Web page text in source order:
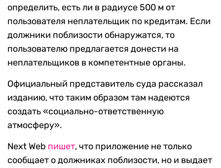
определить, есть ли в радиусе 500 м от
пользователя неплательщик по кредитам. Если
должники поблизости обнаружатся, то
пользователю предлагается донести на
неплательщиков в компетентные органы.
Официальный представитель суда рассказал
изданию, что таким образом там надеются
создать «социально-ответственную
атмосферу».
Next Web пишет, что приложение не только
сообщает о должниках поблизости, но и выдает